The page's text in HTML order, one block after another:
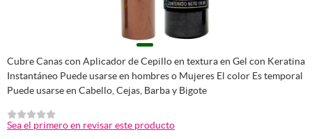
Cubre Canas con Aplicador de Cepillo en textura en Gel con Keratina
Instantáneo Puede usarse en hombres o Mujeres El color Es temporal
Puede usarse en Cabello, Cejas, Barba y Bigote
Sea el primero en revisar este producto